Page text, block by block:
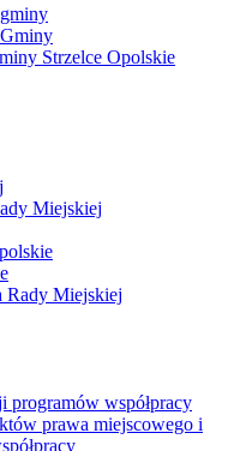
Strzelce Opolskie
Miejskiej
Rady Miejskiej
programów współpracy
prawa miejscowego i